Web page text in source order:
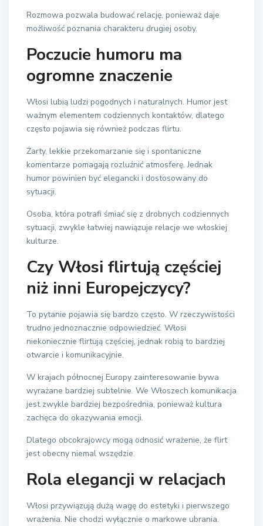
Rozmowa pozwala budować relację, ponieważ daje
możliwość poznania charakteru drugiej osoby.
Poczucie humoru ma
ogromne znaczenie
Włosi lubią ludzi pogodnych i naturalnych. Humor jest
ważnym elementem codziennych kontaktów, dlatego
często pojawia się również podczas flirtu.
Żarty, lekkie przekomarzanie się i spontaniczne
komentarze pomagają rozluźnić atmosferę. Jednak
humor powinien być elegancki i dostosowany do
sytuacji.
Osoba, która potrafi śmiać się z drobnych codziennych
sytuacji, zwykle łatwiej nawiązuje relacje we włoskiej
kulturze.
Czy Włosi flirtują częściej
niż inni Europejczycy?
To pytanie pojawia się bardzo często. W rzeczywistości
trudno jednoznacznie odpowiedzieć. Włosi
niekoniecznie flirtują częściej, jednak robią to bardziej
otwarcie i komunikacyjnie.
W krajach północnej Europy zainteresowanie bywa
wyrażane bardziej subtelnie. We Włoszech komunikacja
jest zwykle bardziej bezpośrednia, ponieważ kultura
zachęca do okazywania emocji.
Dlatego obcokrajowcy mogą odnosić wrażenie, że flirt
jest obecny niemal wszędzie.
Rola elegancji w relacjach
Włosi przywiązują dużą wagę do estetyki i pierwszego
wrażenia. Nie chodzi wyłącznie o markowe ubrania.